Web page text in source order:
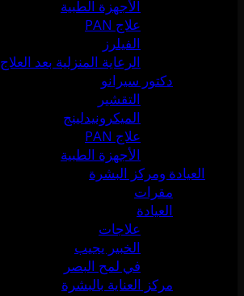
الأجهزة الطبية
علاج PAN
الفيلرز
الرعاية المنزلية بعد العلاج
دكتور سيرانو
التقشير
الميكرونيدلينج
علاج PAN
الأجهزة الطبية
العيادة ومركز البشرة
مقرات
العيادة
علاجات
الخبير يجيب
في لمح البصر
مركز العناية بالبشرة